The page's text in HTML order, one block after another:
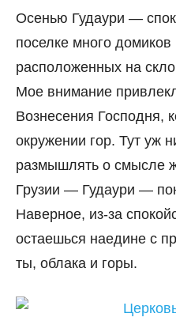
Осенью Гудаури —
поселке много домиков
расположенных на
Мое внимание
Вознесения Господня,
окружении гор. Тут уж
размышлять о смысле
Грузии — Гудаури —
Наверное, из-за
остаешься наедине с
ты, облака и горы.